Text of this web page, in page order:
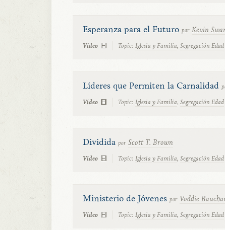
Esperanza para el Futuro por Kevin
Vídeo Topic: Iglesia y Familia, Segregación Edad
Líderes que Permiten la Carnalidad
Vídeo Topic: Iglesia y Familia, Segregación Edad
Dividida por Scott T. Brown
Vídeo Topic: Iglesia y Familia, Segregación Edad
Ministerio de Jóvenes por Voddie
Vídeo Topic: Iglesia y Familia, Segregación Edad